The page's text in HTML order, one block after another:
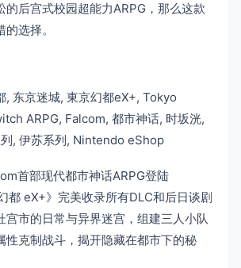
的后宫式校园超能力ARPG，那么这款
选择。
, 东京迷城, 東京幻都eX+, Tokyo
ARPG, Falcom, 都市神话, 时坂洸,
, 伊苏系列, Nintendo eShop
首部现代都市神话ARPG登陆
都 eX+》完美收录所有DLC和后日谈剧
宫市的日常与异界迷宫，组建三人小队
性克制战斗，揭开隐藏在都市下的秘